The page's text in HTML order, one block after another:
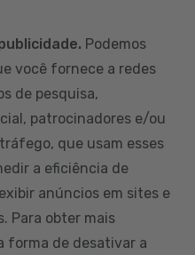
Podemos
você fornece a redes
de pesquisa,
patrocinadores e/ou
que usam esses
a eficiência de
anúncios em sites e
Para obter mais
forma de desativar a